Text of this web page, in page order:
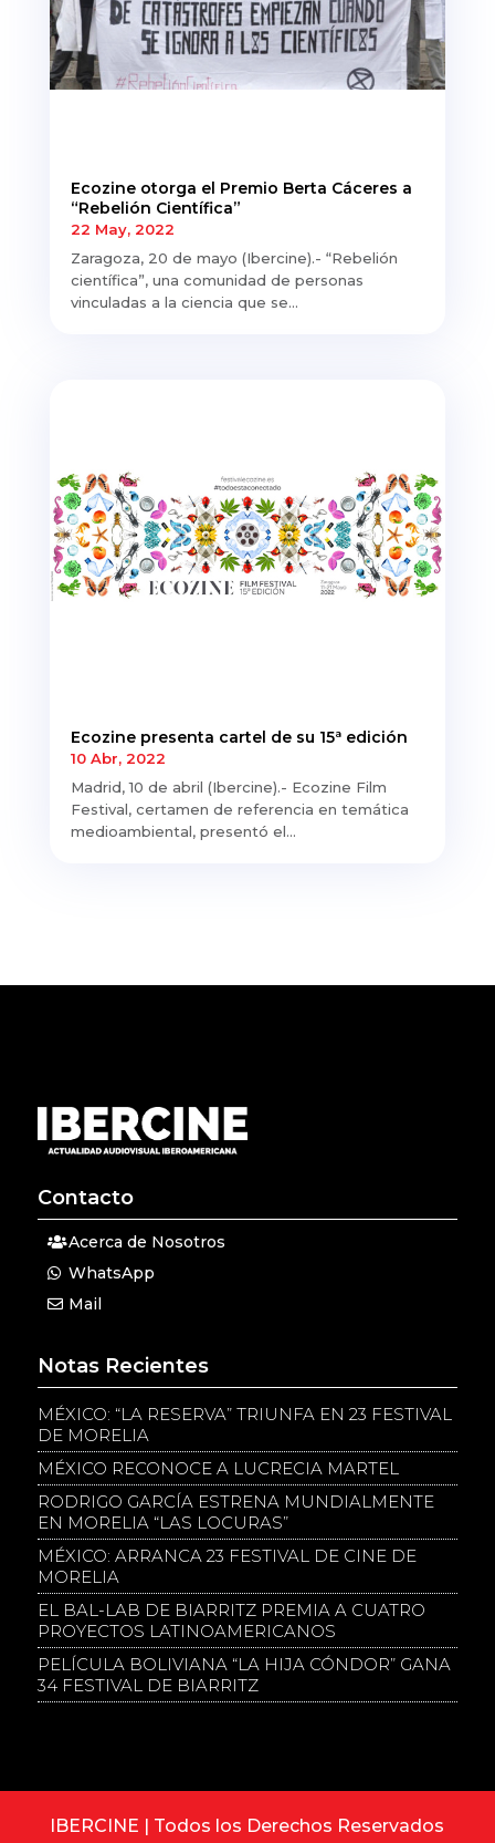
Ecozine otorga el Premio Berta Cáceres a
“Rebelión Científica”
22 May, 2022
Zaragoza, 20 de mayo (Ibercine).- “Rebelión
científica”, una comunidad de personas
vinculadas a la ciencia que se...
Ecozine presenta cartel de su 15ª edición
10 Abr, 2022
Madrid, 10 de abril (Ibercine).- Ecozine Film
Festival, certamen de referencia en temática
medioambiental, presentó el...
Contacto
Acerca de Nosotros
WhatsApp
Mail
Notas Recientes
MÉXICO: “LA RESERVA” TRIUNFA EN 23 FESTIVAL
DE MORELIA
MÉXICO RECONOCE A LUCRECIA MARTEL
RODRIGO GARCÍA ESTRENA MUNDIALMENTE
EN MORELIA “LAS LOCURAS”
MÉXICO: ARRANCA 23 FESTIVAL DE CINE DE
MORELIA
EL BAL-LAB DE BIARRITZ PREMIA A CUATRO
PROYECTOS LATINOAMERICANOS
PELÍCULA BOLIVIANA “LA HIJA CÓNDOR” GANA
34 FESTIVAL DE BIARRITZ
IBERCINE | Todos los Derechos Reservados